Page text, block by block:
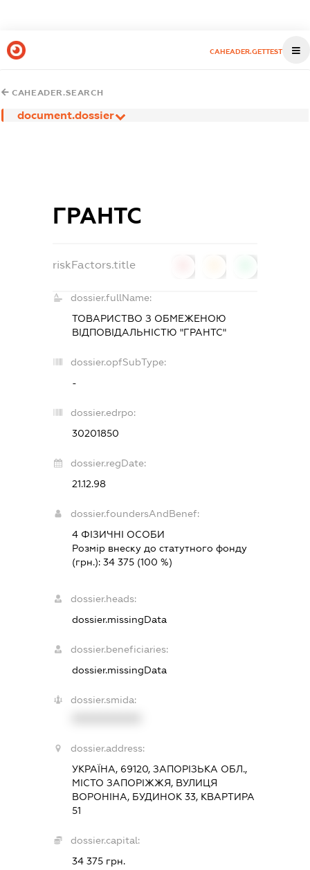
CAHEADER.GETTEST
CAHEADER.SEARCH
document.dossier
ГРАНТС
riskFactors.title
dossier.fullName:
ТОВАРИСТВО З ОБМЕЖЕНОЮ
ВІДПОВІДАЛЬНІСТЮ "ГРАНТС"
dossier.opfSubType:
-
dossier.edrpo:
30201850
dossier.regDate:
21.12.98
dossier.foundersAndBenef:
4 ФІЗИЧНІ ОСОБИ
Розмір внеску до статутного фонду
(грн.):34 375 (100 %)
dossier.heads:
dossier.missingData
dossier.beneficiaries:
dossier.missingData
dossier.smida:
dossier.address:
УКРАЇНА, 69120, ЗАПОРІЗЬКА ОБЛ.,
МІСТО ЗАПОРІЖЖЯ, ВУЛИЦЯ
ВОРОНІНА, БУДИНОК 33, КВАРТИРА
51
dossier.capital:
34 375 грн.